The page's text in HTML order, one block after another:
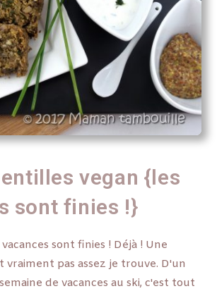
vegan {les
sont finies !}
sont finies ! Déjà ! Une
vraiment pas assez je trouve. D'un
de vacances au ski, c'est tout